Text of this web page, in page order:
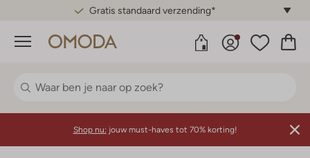
Gratis standaard verzending*
Menu
Shop nu: jouw must-haves tot 70% korting!